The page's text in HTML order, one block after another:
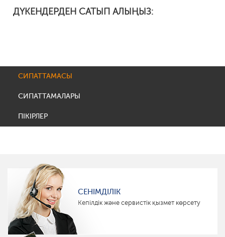
ДҮКЕНДЕРДЕН САТЫП АЛЫҢЫЗ:
СИПАТТАМАСЫ
СИПАТТАМАЛАРЫ
ПІКІРЛЕР
СЕНІМДІЛІК
Кепілдік және сервистік қызмет көрсету